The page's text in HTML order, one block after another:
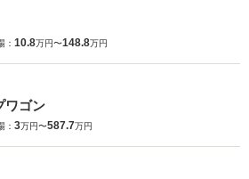
： 10.8万円〜148.8万円
ワゴン
： 3万円〜587.7万円